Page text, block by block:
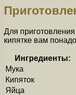
Для
кипятке вам
Ингредиенты:
Мука
Кипяток
Яйца